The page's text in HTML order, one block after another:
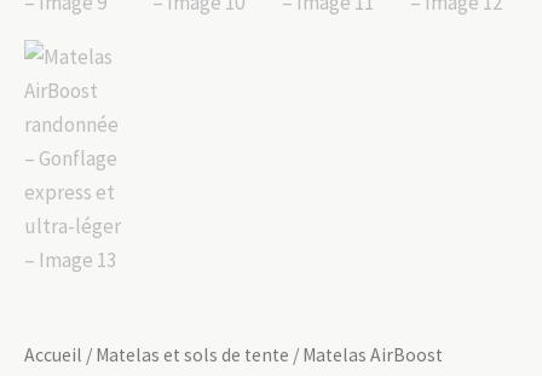
Accueil / Matelas et sols de tente / Matelas AirBoost